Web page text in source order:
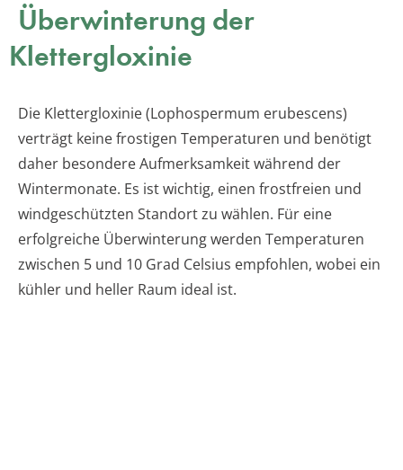
Überwinterung der
Klettergloxinie
Die Klettergloxinie (Lophospermum erubescens)
verträgt keine frostigen Temperaturen und benötigt
daher besondere Aufmerksamkeit während der
Wintermonate. Es ist wichtig, einen frostfreien und
windgeschützten Standort zu wählen. Für eine
erfolgreiche Überwinterung werden Temperaturen
zwischen 5 und 10 Grad Celsius empfohlen, wobei ein
kühler und heller Raum ideal ist.